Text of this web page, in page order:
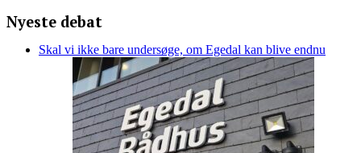
Nyeste debat
Skal vi ikke bare undersøge, om Egedal kan blive endnu